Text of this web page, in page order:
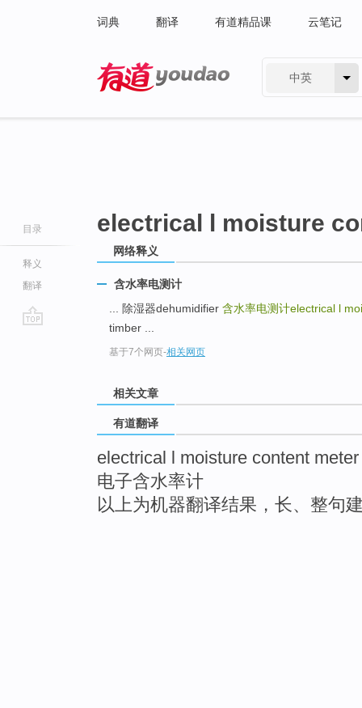
词典 翻译 有道精品课 云笔记
中英
目录
释义
翻译
electrical l moisture
网络释义
含水率电测计
... 除湿器dehumidifier 含水率电测计electrical l
timber ...
基于7个网页-相关网页
相关文章
有道翻译
electrical l moisture content meter
电子含水率计
以上为机器翻译结果，长、整句